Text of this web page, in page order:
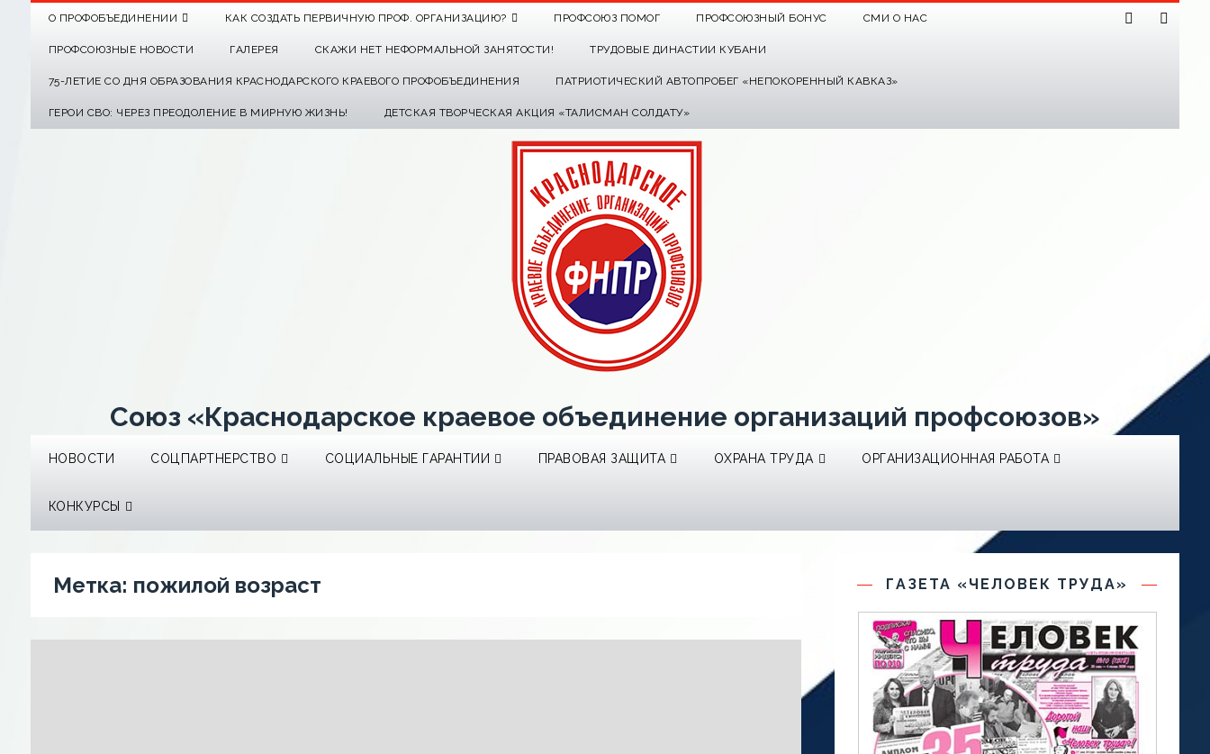
О ПРОФОБЪЕДИНЕНИИ КАК СОЗДАТЬ ПЕРВИЧНУЮ ПРОФ. ОРГАНИЗАЦИЮ? ПРОФСОЮЗ ПОМОГ ПРОФСОЮЗНЫЙ БОНУС СМИ О НАС
ПРОФСОЮЗНЫЕ НОВОСТИ ГАЛЕРЕЯ СКАЖИ НЕТ НЕФОРМАЛЬНОЙ ЗАНЯТОСТИ! ТРУДОВЫЕ ДИНАСТИИ КУБАНИ
75-ЛЕТИЕ СО ДНЯ ОБРАЗОВАНИЯ КРАСНОДАРСКОГО КРАЕВОГО ПРОФОБЪЕДИНЕНИЯ ПАТРИОТИЧЕСКИЙ АВТОПРОБЕГ «НЕПОКОРЕННЫЙ КАВКАЗ»
ГЕРОИ СВО: ЧЕРЕЗ ПРЕОДОЛЕНИЕ В МИРНУЮ ЖИЗНЬ! ДЕТСКАЯ ТВОРЧЕСКАЯ АКЦИЯ «ТАЛИСМАН СОЛДАТУ»
Союз «Краснодарское краевое объединение организаций профсоюзов»
НОВОСТИ СОЦПАРТНЕРСТВО СОЦИАЛЬНЫЕ ГАРАНТИИ ПРАВОВАЯ ЗАЩИТА ОХРАНА ТРУДА ОРГАНИЗАЦИОННАЯ РАБОТА
КОНКУРСЫ
Метка: пожилой возраст ГАЗЕТА «ЧЕЛОВЕК ТРУДА»